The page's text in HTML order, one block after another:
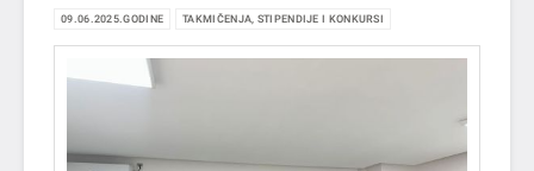
09.06.2025.GODINE TAKMIČENJA, STIPENDIJE I KONKURSI